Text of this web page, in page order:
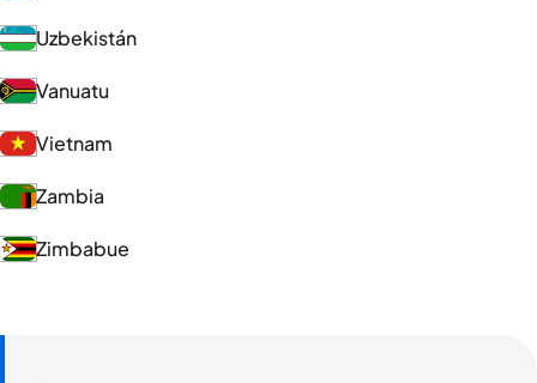
Uzbekistán
Vanuatu
Vietnam
Zambia
Zimbabue